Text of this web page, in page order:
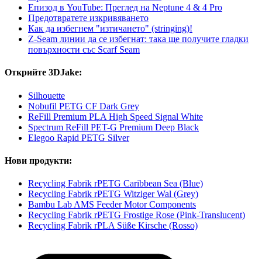
Епизод в YouTube: Преглед на Neptune 4 & 4 Pro
Предотвратете изкривяването
Как да избегнем "изтичането" (stringing)!
Z-Seam линии да се избегнат: така ще получите гладки
повърхности със Scarf Seam
Открийте 3DJake:
Silhouette
Nobufil PETG CF Dark Grey
ReFill Premium PLA High Speed ​​Signal White
Spectrum ReFill PET-G Premium Deep Black
Elegoo Rapid PETG Silver
Нови продукти:
Recycling Fabrik rPETG Caribbean Sea (Blue)
Recycling Fabrik rPETG Witziger Wal (Grey)
Bambu Lab AMS Feeder Motor Components
Recycling Fabrik rPETG Frostige Rose (Pink-Translucent)
Recycling Fabrik rPLA Süße Kirsche (Rosso)